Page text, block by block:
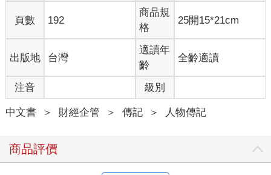
頁數 192
商品規
格
25開15*21cm
出版地 台灣
適讀年
齡
全齡適讀
注音 級別
中文書 ＞ 財經企管 ＞ 傳記 ＞ 人物傳記
商品評價